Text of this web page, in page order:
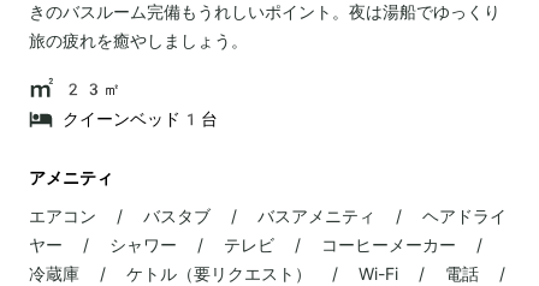
きのバスルーム完備もうれしいポイント。夜は湯船でゆっくり
旅の疲れを癒やしましょう。
23㎡
クイーンベッド1台
アメニティ
エアコン / バスタブ / バスアメニティ / ヘアドライ
ヤー / シャワー / テレビ / コーヒーメーカー /
冷蔵庫 / ケトル（要リクエスト） / Wi-Fi / 電話 /